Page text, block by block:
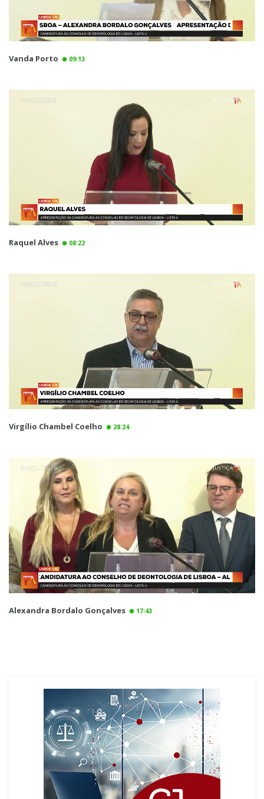
Vanda Porto 09:13
Raquel Alves 08:22
Virgílio Chambel Coelho 28:24
Alexandra Bordalo Gonçalves 17:43